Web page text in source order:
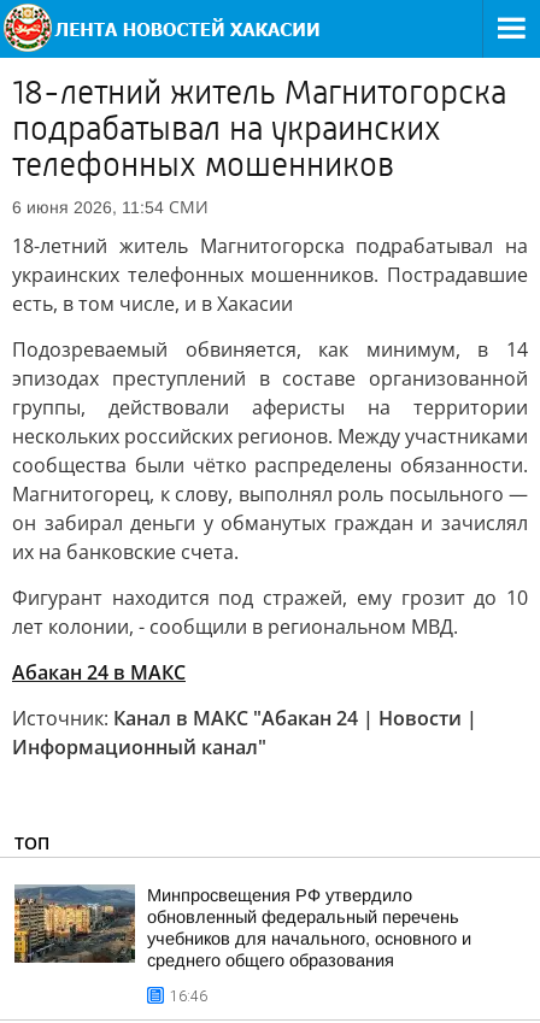
18-летний житель Магнитогорска
подрабатывал на украинских
телефонных мошенников
6 июня 2026, 11:54 СМИ
18-летний житель Магнитогорска подрабатывал на
украинских телефонных мошенников. Пострадавшие
есть, в том числе, и в Хакасии
Подозреваемый обвиняется, как минимум, в 14
эпизодах преступлений в составе организованной
группы, действовали аферисты на территории
нескольких российских регионов. Между участниками
сообщества были чётко распределены обязанности.
Магнитогорец, к слову, выполнял роль посыльного —
он забирал деньги у обманутых граждан и зачислял
их на банковские счета.
Фигурант находится под стражей, ему грозит до 10
лет колонии, - сообщили в региональном МВД.
Абакан 24 в МАКС
Источник: Канал в МАКС "Абакан 24 | Новости |
Информационный канал"
ТОП
Минпросвещения РФ утвердило
обновленный федеральный перечень
учебников для начального, основного и
среднего общего образования
16:46